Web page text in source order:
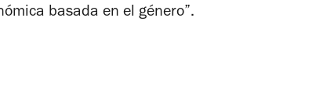
basada en el género”.